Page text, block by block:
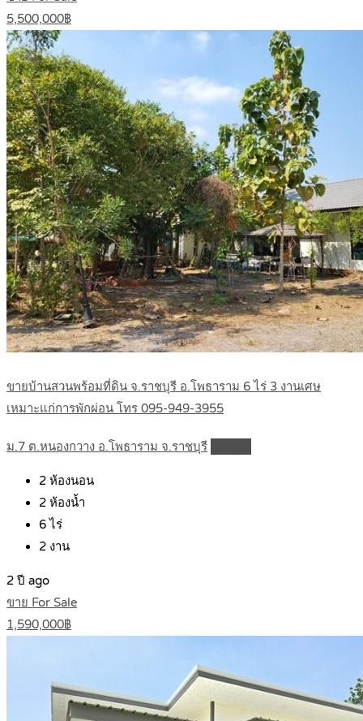
5,500,000฿
ขายบ้านสวนพร้อมที่ดิน จ.ราชบุรี อ.โพธาราม 6 ไร่ 3 งานเศษ
เหมาะแก่การพักผ่อน โทร 095-949-3955
ม.7 ต.หนองกวาง อ.โพธาราม จ.ราชบุรี
2 ห้องนอน
2 ห้องน้ำ
6 ไร่
2 งาน
2 ปี ago
ขาย For Sale
1,590,000฿